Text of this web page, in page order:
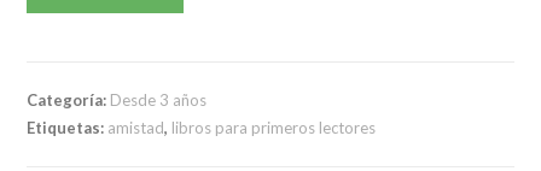
Categoría: Desde 3 años
Etiquetas: amistad, libros para primeros lectores